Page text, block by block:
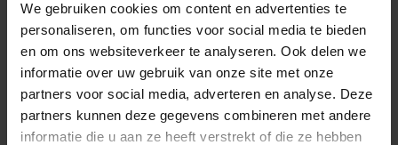
We gebruiken cookies om content en advertenties te
personaliseren, om functies voor social media te bieden
en om ons websiteverkeer te analyseren. Ook delen we
informatie over uw gebruik van onze site met onze
partners voor social media, adverteren en analyse. Deze
partners kunnen deze gegevens combineren met andere
informatie die u aan ze heeft verstrekt of die ze hebben